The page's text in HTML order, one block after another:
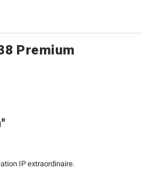
Premium
IP extraordinaire.